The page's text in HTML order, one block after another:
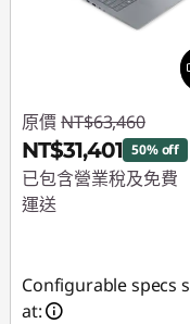
原價 NT$63,460
NT$31,401 50% off
已包含營業稅及免費
運送
或
Configurable specs
at: